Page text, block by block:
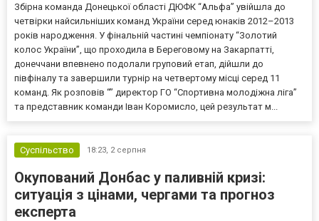
Збірна команда Донецької області ДЮФК “Альфа” увійшла до
четвірки найсильніших команд України серед юнаків 2012–2013
років народження. У фінальній частині чемпіонату “Золотий
колос України”, що проходила в Береговому на Закарпатті,
донеччани впевнено подолали груповий етап, дійшли до
півфіналу та завершили турнір на четвертому місці серед 11
команд. Як розповів “” директор ГО “Спортивна молодіжна ліга”
та представник команди Іван Коромисло, цей результат м...
Суспільство 18:23, 2 серпня
Окупований Донбас у паливній кризі:
ситуація з цінами, чергами та прогноз
експерта